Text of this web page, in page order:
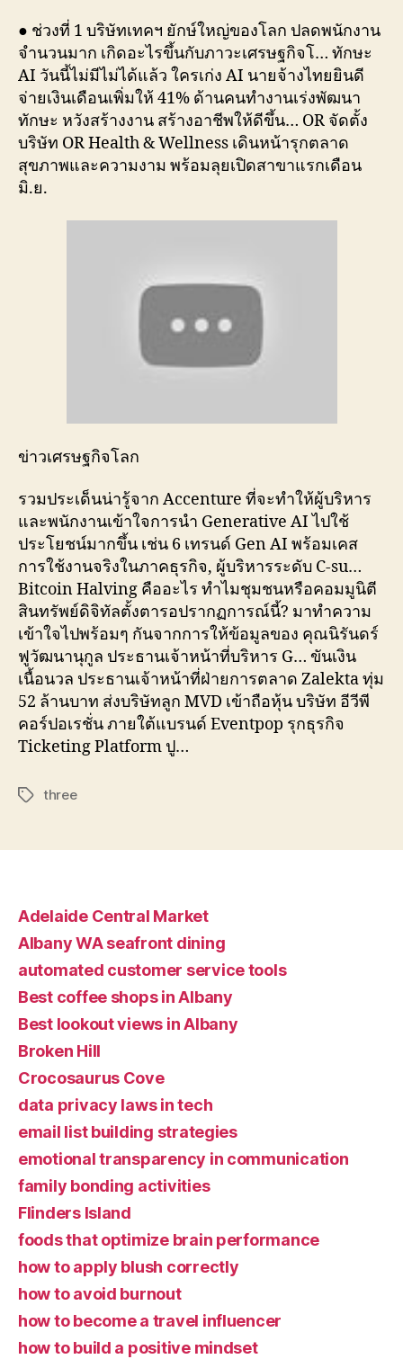
● ช่วงที่ 1 บริษัทเทคฯ ยักษ์ใหญ่ของโลก ปลดพนักงาน
จำนวนมาก เกิดอะไรขึ้นกับภาวะเศรษฐกิจโ… ทักษะ
AI วันนี้ไม่มีไม่ได้แล้ว ใครเก่ง AI นายจ้างไทยยินดี
จ่ายเงินเดือนเพิ่มให้ 41% ด้านคนทำงานเร่งพัฒนา
ทักษะ หวังสร้างงาน สร้างอาชีพให้ดีขึ้น… OR จัดตั้ง
บริษัท OR Health & Wellness เดินหน้ารุกตลาด
สุขภาพและความงาม พร้อมลุยเปิดสาขาแรกเดือน
มิ.ย.
ข่าวเศรษฐกิจโลก
รวมประเด็นน่ารู้จาก Accenture ที่จะทำให้ผู้บริหาร
และพนักงานเข้าใจการนำ Generative AI ไปใช้
ประโยชน์มากขึ้น เช่น 6 เทรนด์ Gen AI พร้อมเคส
การใช้งานจริงในภาคธุรกิจ, ผู้บริหารระดับ C-su…
Bitcoin Halving คืออะไร ทำไมชุมชนหรือคอมมูนิตี
สินทรัพย์ดิจิทัลตั้งตารอปรากฏการณ์นี้? มาทำความ
เข้าใจไปพร้อมๆ กันจากการให้ข้อมูลของ คุณนิรันดร์
ฟูวัฒนานุกูล ประธานเจ้าหน้าที่บริหาร G… ขันเงิน
เนื้อนวล ประธานเจ้าหน้าที่ฝ่ายการตลาด Zalekta ทุ่ม
52 ล้านบาท ส่งบริษัทลูก MVD เข้าถือหุ้น บริษัท อีวีพี
คอร์ปอเรชั่น ภายใต้แบรนด์ Eventpop รุกธุรกิจ
Ticketing Platform ปู…
Tagsthree
Adelaide Central Market
Albany WA seafront dining
automated customer service tools
Best coffee shops in Albany
Best lookout views in Albany
Broken Hill
Crocosaurus Cove
data privacy laws in tech
email list building strategies
emotional transparency in communication
family bonding activities
Flinders Island
foods that optimize brain performance
how to apply blush correctly
how to avoid burnout
how to become a travel influencer
how to build a positive mindset